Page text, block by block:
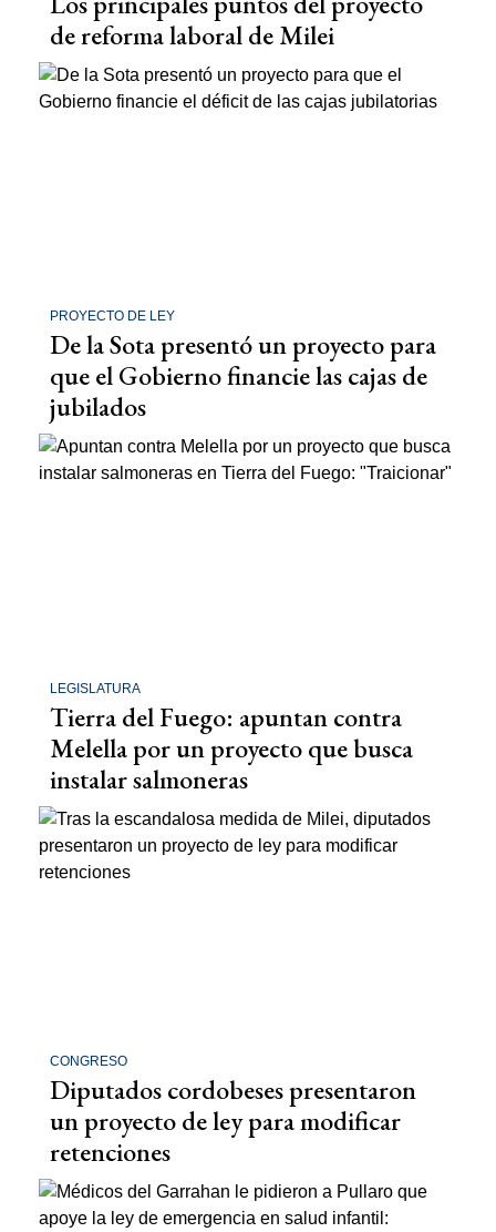
de reforma laboral de Milei
PROYECTO DE LEY
De la Sota presentó un proyecto para
que el Gobierno financie las cajas de
jubilados
LEGISLATURA
Tierra del Fuego: apuntan contra
Melella por un proyecto que busca
instalar salmoneras
CONGRESO
Diputados cordobeses presentaron
un proyecto de ley para modificar
retenciones